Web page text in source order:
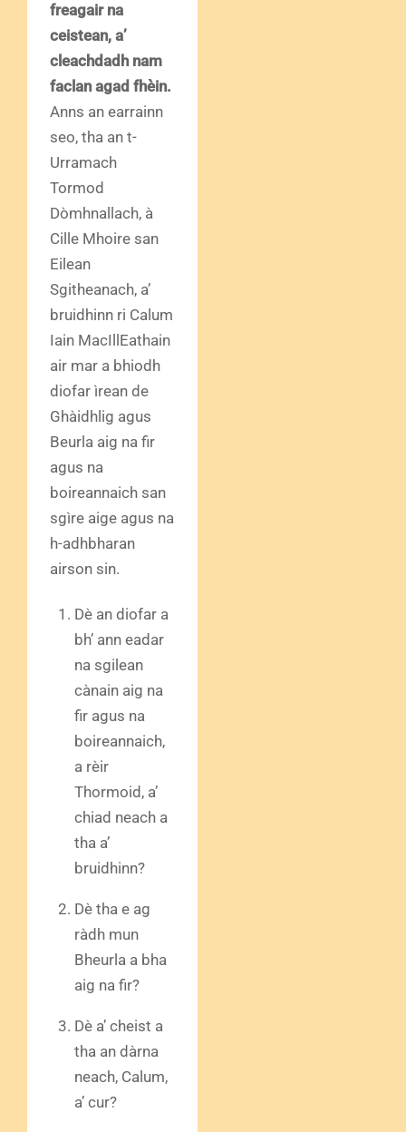
freagair na
ceistean, a’
cleachdadh nam
faclan agad fhèin.
Anns an earrainn
seo, tha an t-
Urramach
Tormod
Dòmhnallach, à
Cille Mhoire san
Eilean
Sgitheanach, a’
bruidhinn ri Calum
Iain MacIllEathain
air mar a bhiodh
diofar ìrean de
Ghàidhlig agus
Beurla aig na fir
agus na
boireannaich san
sgìre aige agus na
h-adhbharan
airson sin.
Dè an diofar a
bh’ ann eadar
na sgilean
cànain aig na
fir agus na
boireannaich,
a rèir
Thormoid, a’
chiad neach a
tha a’
bruidhinn?
Dè tha e ag
ràdh mun
Bheurla a bha
aig na fir?
Dè a’ cheist a
tha an dàrna
neach, Calum,
a’ cur?